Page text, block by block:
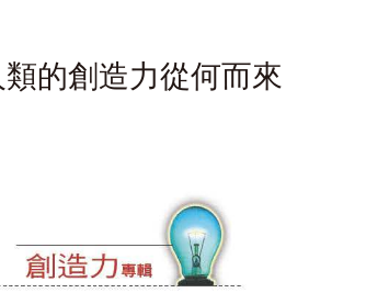
類的創造力從何而來